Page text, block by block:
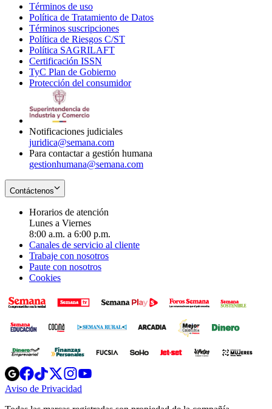
Términos de uso
in
new
window
Política de Tratamiento de Datos
Términos suscripciones
in
Política de Riesgos C/ST
Política SAGRILAFT
new
window
Certificación ISSN
in
new
TyC Plan de Gobierno
in
Protección del consumidorOpens
Notificaciones judiciales
juridica@semana.com
Para contactar a gestión humana
gestionhumana@semana.com
Contáctenos
Horarios de atención
Lunes a Viernes
8:00 a.m. a 6:00 p.m.
Canales de servicio al cliente
Trabaje con nosotros
Paute con nosotros
Cookies
Opens
in
new
Opens
in
new
Opens
in
new
window
Opens
new
windowwindow
Aviso de Privacidad